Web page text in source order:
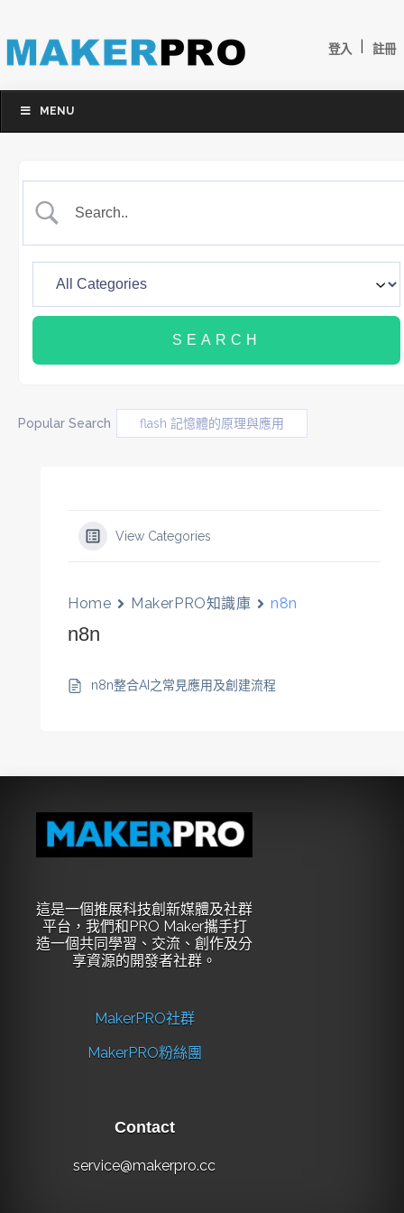
登入 註冊
MENU
Popular Search flash 記憶體的原理與應用
View Categories
Home MakerPRO知識庫 n8n
n8n
n8n整合AI之常見應用及創建流程
這是一個推展科技創新媒體及社群
平台，我們和PRO Maker攜手打
造一個共同學習、交流、創作及分
享資源的開發者社群。
MakerPRO社群
MakerPRO粉絲團
Contact
service@makerpro.cc